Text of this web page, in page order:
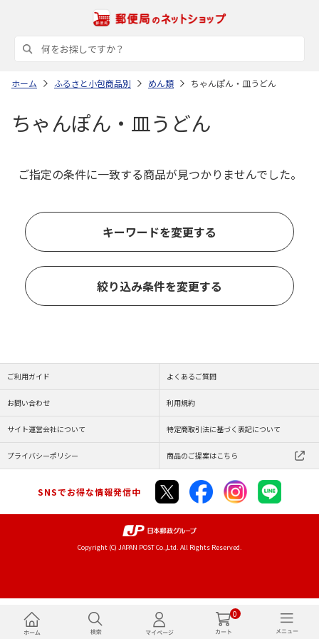
0
ホーム ふるさと小包商品別 めん類 ちゃんぽん・皿うどん
ちゃんぽん・皿うどん
ご指定の条件に一致する商品が見つかりませんでした。
キーワードを変更する
絞り込み条件を変更する
ご利用ガイド よくあるご質問
お問い合わせ 利用規約
サイト運営会社について 特定商取引法に基づく表記について
プライバシーポリシー 商品のご提案はこちら
SNSでお得な情報発信中
Copyright (C) JAPAN POST Co.,Ltd. All Rights Reserved.